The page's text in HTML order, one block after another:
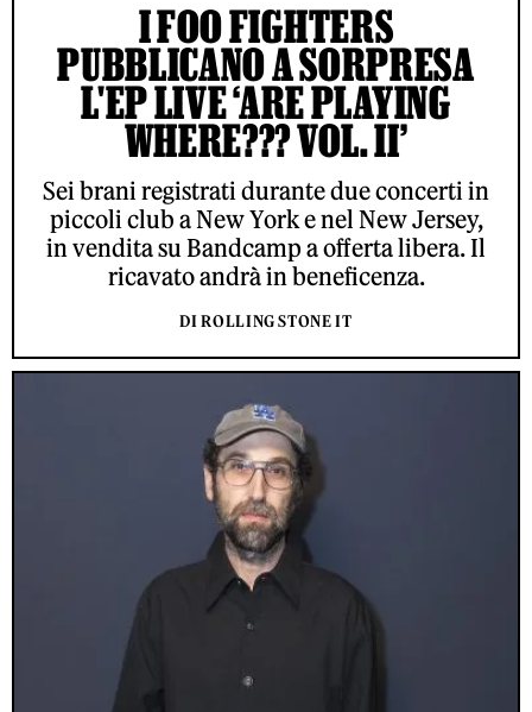
I FOO FIGHTERS
PUBBLICANO A SORPRESA
L'EP LIVE ‘ARE PLAYING
WHERE??? VOL. II’
Sei brani registrati durante due concerti in
piccoli club a New York e nel New Jersey,
in vendita su Bandcamp a offerta libera. Il
ricavato andrà in beneficenza.
DI ROLLING STONE IT